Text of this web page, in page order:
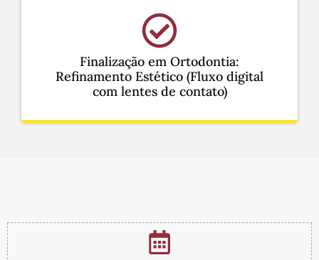
Finalização em Ortodontia:
Refinamento Estético (Fluxo digital
com lentes de contato)